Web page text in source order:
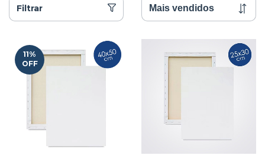
Filtrar
11%
OFF